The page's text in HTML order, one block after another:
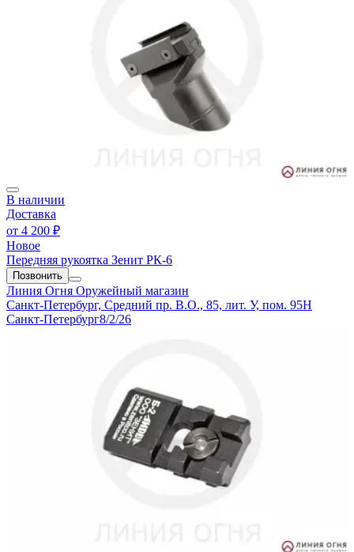
В наличии
Доставка
от 4 200 ₽
Новое
Передняя рукоятка Зенит РК-6
Позвонить
Линия Огня Оружейный магазин
Санкт-Петербург, Средний пр. В.О., 85, лит. У, пом. 95Н
Санкт-Петербург8/2/26